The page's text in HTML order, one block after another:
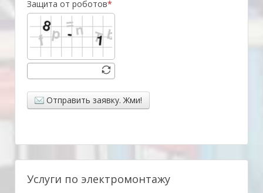
Защита от роботов
Отправить заявку. Жми!
Услуги по электромонтажу